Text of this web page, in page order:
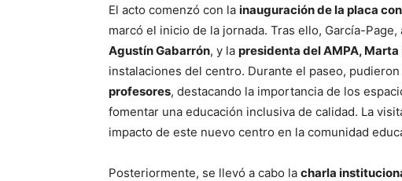
El acto comenzó con la inauguración de la placa
marcó el inicio de la jornada. Tras ello, García-Page,
Agustín Gabarrón, y la presidenta del AMPA, Marta
instalaciones del centro. Durante el paseo,
profesores, destacando la importancia de los
fomentar una educación inclusiva de calidad. La
impacto de este nuevo centro en la comunidad
Posteriormente, se llevó a cabo la charla